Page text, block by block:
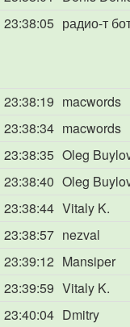
23:38:05 радио-т
23:38:19 macwords
23:38:34 macwords
23:38:35 Oleg
23:38:40 Oleg
23:38:44 Vitaly K.
23:38:57 nezval
23:39:12 Mansiper
23:39:59 Vitaly K.
23:40:04 Dmitry